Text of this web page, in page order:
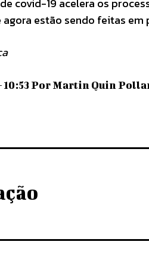
covid-19 acelera os
estão sendo feitas em
Por Martin Quin